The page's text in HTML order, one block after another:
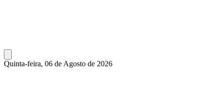
Quinta-feira, 06 de Agosto de 2026